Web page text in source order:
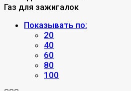
Газ для зажигалок
Показывать по:
20
40
60
80
100